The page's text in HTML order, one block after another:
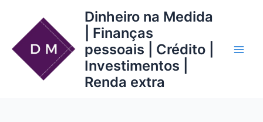
conteúdo
Dinheiro na Medida
| Finanças
pessoais | Crédito |
Investimentos |
Renda extra